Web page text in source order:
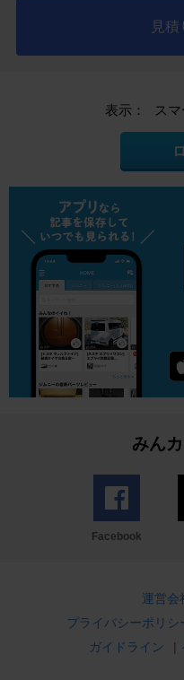
見積
表示： ス
みん
Facebook
運営会
プライバシーポリシ
ガイドライン
|